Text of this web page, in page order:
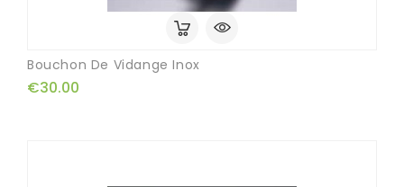
Bouchon De Vidange Inox
€30.00